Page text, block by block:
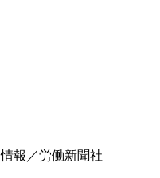
情報／労働新聞社